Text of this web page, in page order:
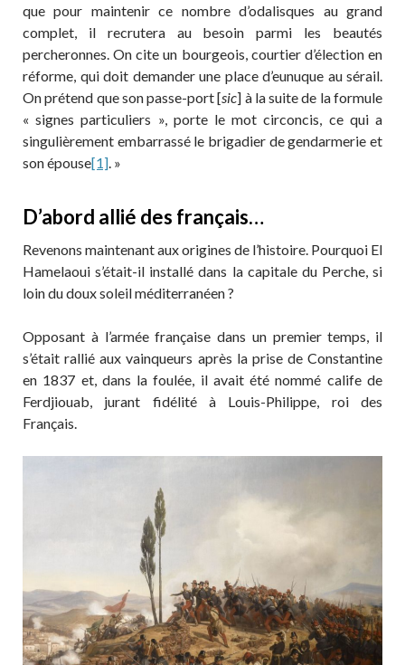
que pour maintenir ce nombre d’odalisques au grand
complet, il recrutera au besoin parmi les beautés
percheronnes. On cite un bourgeois, courtier d’élection en
réforme, qui doit demander une place d’eunuque au sérail.
On prétend que son passe-port [sic] à la suite de la formule
« signes particuliers », porte le mot circoncis, ce qui a
singulièrement embarrassé le brigadier de gendarmerie et
son épouse[1] . »
D’abord allié des français…
Revenons maintenant aux origines de l’histoire. Pourquoi El
Hamelaoui s’était-il installé dans la capitale du Perche, si
loin du doux soleil méditerranéen ?
Opposant à l’armée française dans un premier temps, il
s’était rallié aux vainqueurs après la prise de Constantine
en 1837 et, dans la foulée, il avait été nommé calife de
Ferdjiouab, jurant fidélité à Louis-Philippe, roi des
Français.